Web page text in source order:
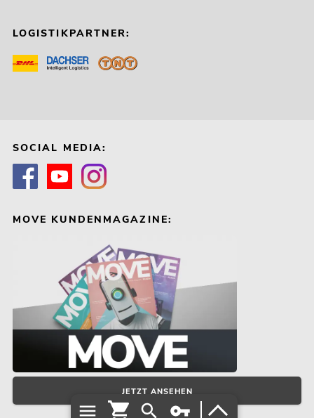
LOGISTIKPARTNER:
SOCIAL MEDIA:
MOVE KUNDENMAGAZINE:
JETZT ANSEHEN